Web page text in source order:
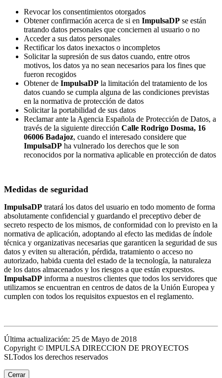
Revocar los consentimientos otorgados
Obtener confirmación acerca de si en ImpulsaDP se están
tratando datos personales que conciernen al usuario o no
Acceder a sus datos personales
Rectificar los datos inexactos o incompletos
Solicitar la supresión de sus datos cuando, entre otros
motivos, los datos ya no sean necesarios para los fines que
fueron recogidos
Obtener de ImpulsaDP la limitación del tratamiento de los
datos cuando se cumpla alguna de las condiciones previstas
en la normativa de protección de datos
Solicitar la portabilidad de sus datos
Reclamar ante la Agencia Española de Protección de Datos, a
través de la siguiente dirección Calle Rodrigo Dosma, 16
06006 Badajoz, cuando el interesado considere que
ImpulsaDP ha vulnerado los derechos que le son
reconocidos por la normativa aplicable en protección de datos
Medidas de seguridad
ImpulsaDP tratará los datos del usuario en todo momento de forma
absolutamente confidencial y guardando el preceptivo deber de
secreto respecto de los mismos, de conformidad con lo previsto en la
normativa de aplicación, adoptando al efecto las medidas de índole
técnica y organizativas necesarias que garanticen la seguridad de sus
datos y eviten su alteración, pérdida, tratamiento o acceso no
autorizado, habida cuenta del estado de la tecnología, la naturaleza
de los datos almacenados y los riesgos a que están expuestos.
ImpulsaDP informa a nuestros clientes que todos los servidores que
utilizamos se encuentran en centros de datos de la Unión Europea y
cumplen con todos los requisitos expuestos en el reglamento.
Última actualización: 25 de Mayo de 2018
Copyright © IMPULSA DIRECCION DE PROYECTOS
SLTodos los derechos reservados
Cerrar